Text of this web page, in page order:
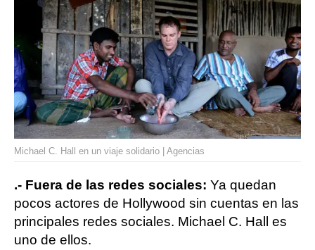
Michael C. Hall en un viaje solidario | Agencias
.- Fuera de las redes sociales: Ya quedan
pocos actores de Hollywood sin cuentas en las
principales redes sociales. Michael C. Hall es
uno de ellos.